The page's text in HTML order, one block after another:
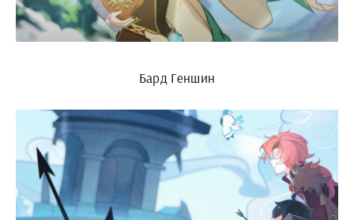
Бард Геншин